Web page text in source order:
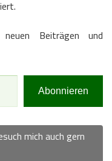
Beiträgen und
Abonnieren
mich auch gern